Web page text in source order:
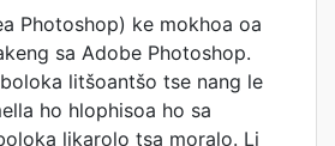
Photoshop) ke mokhoa oa
sa Adobe Photoshop.
litšoantšo tse nang le
ho hlophisoa ho sa
likarolo tsa moralo. Li